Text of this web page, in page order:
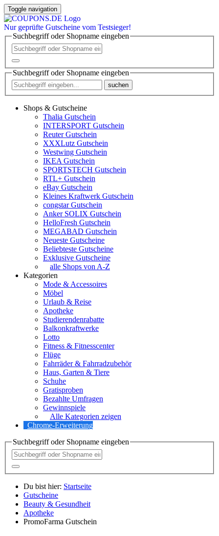
Toggle navigation
Nur geprüfte Gutscheine vom Testsieger!
Suchbegriff oder Shopname eingeben
Suchbegriff oder Shopname eingeben
suchen
Shops & Gutscheine
Thalia Gutschein
INTERSPORT Gutschein
Reuter Gutschein
XXXLutz Gutschein
Westwing Gutschein
IKEA Gutschein
SPORTSTECH Gutschein
RTL+ Gutschein
eBay Gutschein
Kleines Kraftwerk Gutschein
congstar Gutschein
Anker SOLIX Gutschein
HelloFresh Gutschein
MEGABAD Gutschein
Neueste Gutscheine
Beliebteste Gutscheine
Exklusive Gutscheine
alle Shops von A-Z
Kategorien
Mode & Accessoires
Möbel
Urlaub & Reise
Apotheke
Studierendenrabatte
Balkonkraftwerke
Lotto
Fitness & Fitnesscenter
Flüge
Fahrräder & Fahrradzubehör
Haus, Garten & Tiere
Schuhe
Gratisproben
Bezahlte Umfragen
Gewinnspiele
Alle Kategorien zeigen
Chrome-Erweiterung
Suchbegriff oder Shopname eingeben
Du bist hier: Startseite
Gutscheine
Beauty & Gesundheit
Apotheke
PromoFarma Gutschein